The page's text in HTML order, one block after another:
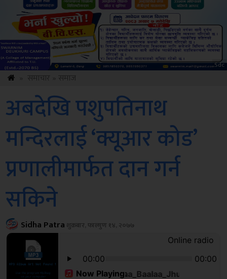
Sdc
अबदेखि पशुपतिनाथ
मन्दिरलाई ‘क्यूआर कोड’
प्रणालीमार्फत दान गर्न
सकिने
Sidha Patra शुक्रबार, फाल्गुण १४, २०७७